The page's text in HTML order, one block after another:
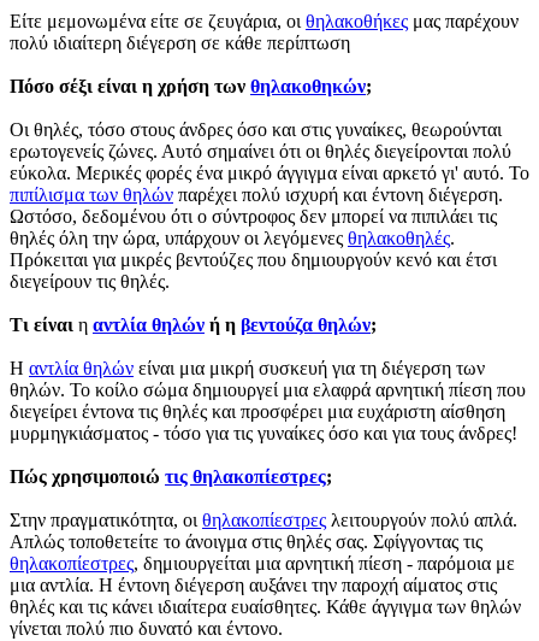
Είτε μεμονωμένα είτε σε ζευγάρια, οι θηλακοθήκες μας παρέχουν
πολύ ιδιαίτερη διέγερση σε κάθε περίπτωση
Πόσο σέξι είναι η χρήση των θηλακοθηκών;
Οι θηλές, τόσο στους άνδρες όσο και στις γυναίκες, θεωρούνται
ερωτογενείς ζώνες. Αυτό σημαίνει ότι οι θηλές διεγείρονται πολύ
εύκολα. Μερικές φορές ένα μικρό άγγιγμα είναι αρκετό γι' αυτό. Το
πιπίλισμα των θηλών παρέχει πολύ ισχυρή και έντονη διέγερση.
Ωστόσο, δεδομένου ότι ο σύντροφος δεν μπορεί να πιπιλάει τις
θηλές όλη την ώρα, υπάρχουν οι λεγόμενες θηλακοθηλές.
Πρόκειται για μικρές βεντούζες που δημιουργούν κενό και έτσι
διεγείρουν τις θηλές.
Τι είναι η αντλία θηλών ή η βεντούζα θηλών;
Η αντλία θηλών είναι μια μικρή συσκευή για τη διέγερση των
θηλών. Το κοίλο σώμα δημιουργεί μια ελαφρά αρνητική πίεση που
διεγείρει έντονα τις θηλές και προσφέρει μια ευχάριστη αίσθηση
μυρμηγκιάσματος - τόσο για τις γυναίκες όσο και για τους άνδρες!
Πώς χρησιμοποιώ τις θηλακοπίεστρες;
Στην πραγματικότητα, οι θηλακοπίεστρες λειτουργούν πολύ απλά.
Απλώς τοποθετείτε το άνοιγμα στις θηλές σας. Σφίγγοντας τις
θηλακοπίεστρες, δημιουργείται μια αρνητική πίεση - παρόμοια με
μια αντλία. Η έντονη διέγερση αυξάνει την παροχή αίματος στις
θηλές και τις κάνει ιδιαίτερα ευαίσθητες. Κάθε άγγιγμα των θηλών
γίνεται πολύ πιο δυνατό και έντονο.